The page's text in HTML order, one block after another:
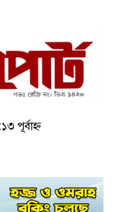
পূর্বাহ্ন